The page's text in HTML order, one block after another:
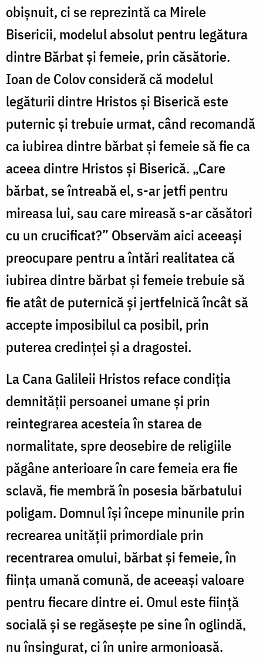
obişnuit, ci se reprezintă ca Mirele
Bisericii, modelul absolut pentru legătura
dintre Bărbat şi femeie, prin căsătorie.
Ioan de Colov consideră că modelul
legăturii dintre Hristos şi Biserică este
puternic şi trebuie urmat, când recomandă
ca iubirea dintre bărbat şi femeie să fie ca
aceea dintre Hristos şi Biserică. „Care
bărbat, se întreabă el, s-ar jetfi pentru
mireasa lui, sau care mireasă s-ar căsători
cu un crucificat?” Observăm aici aceeaşi
preocupare pentru a întări realitatea că
iubirea dintre bărbat şi femeie trebuie să
fie atât de puternică şi jertfelnică încât să
accepte imposibilul ca posibil, prin
puterea credinţei şi a dragostei.
La Cana Galileii Hristos reface condiţia
demnităţii persoanei umane şi prin
reintegrarea acesteia în starea de
normalitate, spre deosebire de religiile
păgâne anterioare în care femeia era fie
sclavă, fie membră în posesia bărbatului
poligam. Domnul îşi începe minunile prin
recrearea unităţii primordiale prin
recentrarea omului, bărbat şi femeie, în
fiinţa umană comună, de aceeaşi valoare
pentru fiecare dintre ei. Omul este fiinţă
socială şi se regăseşte pe sine în oglindă,
nu însingurat, ci în unire armonioasă.